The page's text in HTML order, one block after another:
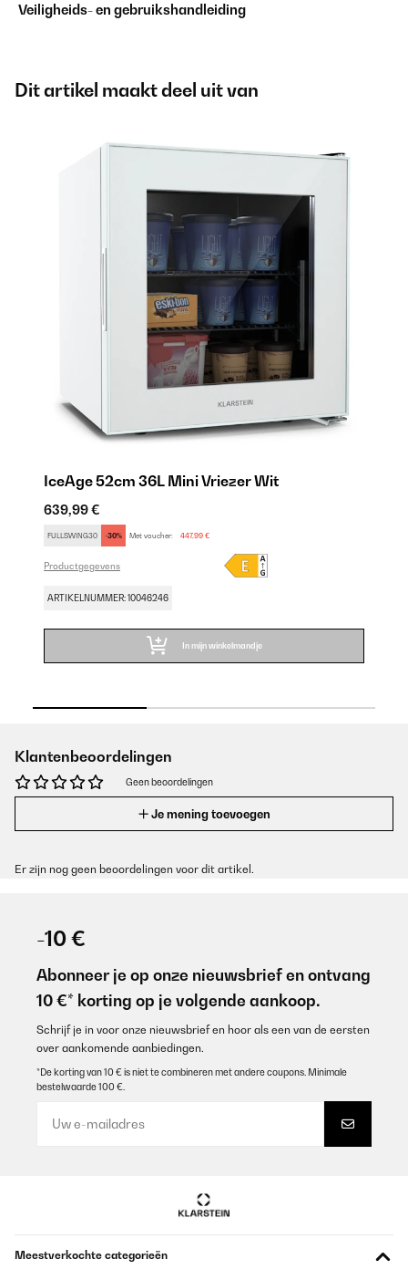
Veiligheids- en gebruikshandleiding
Dit artikel maakt deel uit van
IceAge 52cm 36L Mini Vriezer Wit
639,99 €
FULLSWING30 -30% Met voucher: 447,99 €
Productgegevens
ARTIKELNUMMER: 10046246
In mijn winkelmandje
Klantenbeoordelingen
Geen beoordelingen
Je mening toevoegen
Er zijn nog geen beoordelingen voor dit artikel.
-10 €
Abonneer je op onze nieuwsbrief en ontvang
10 €* korting op je volgende aankoop.
Schrijf je in voor onze nieuwsbrief en hoor als een van de eersten
over aankomende aanbiedingen.
*De korting van 10 € is niet te combineren met andere coupons. Minimale
bestelwaarde 100 €.
Meestverkochte categorieën